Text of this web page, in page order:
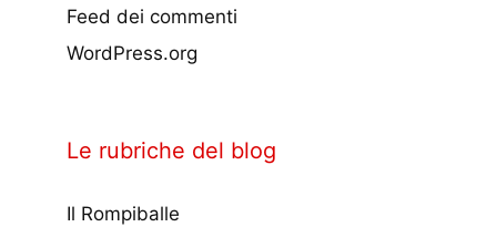
Feed dei commenti
WordPress.org
Le rubriche del blog
Il Rompiballe